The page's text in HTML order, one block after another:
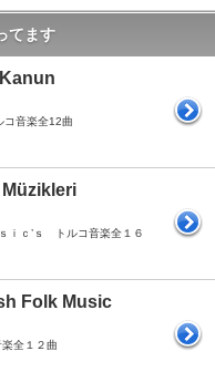
てます
コ音楽全12曲
Müzikleri
ｉｃ’ｓ トルコ音楽全１６
Folk Music
全１２曲